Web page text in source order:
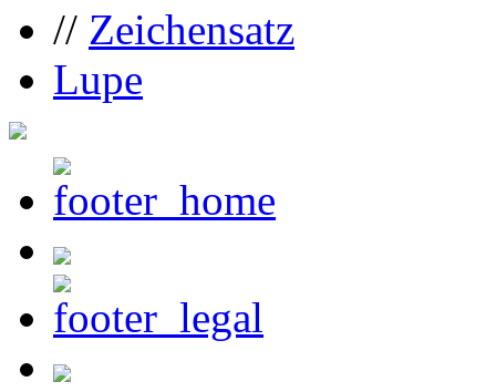
// Zeichensatz
Lupe